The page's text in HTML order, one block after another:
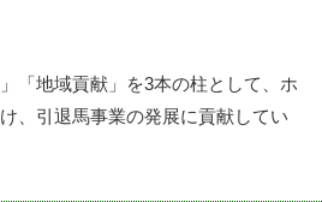
「地域貢献」を3本の柱として、ホ
、引退馬事業の発展に貢献してい